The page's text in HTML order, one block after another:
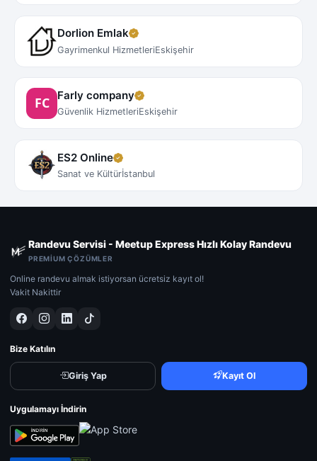
Dorlion Emlak
Gayrimenkul HizmetleriEskişehir
Farly company
Güvenlik HizmetleriEskişehir
ES2 Online
Sanat ve Kültürİstanbul
Randevu Servisi - Meetup Express Hızlı Kolay Randevu
PREMIUM ÇÖZÜMLER
Online randevu almak istiyorsan ücretsiz kayıt ol!
Vakit Nakittir
Bize Katılın
Giriş Yap Kayıt Ol
Uygulamayı İndirin